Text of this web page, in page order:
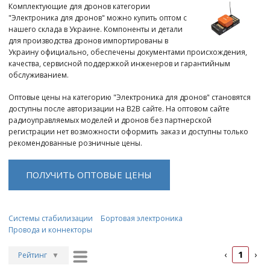
About Company
Обзоры
Категории
Бренды
Войти в B2B
Стать партнером
Комплектующие для дронов категории
"Электроника для дронов" можно купить оптом с
нашего склада в Украине. Компоненты и детали
для производства дронов импортированы в
Украину официально, обеспечены документами происхождения,
качества, сервисной поддержкой инженеров и гарантийным
обслуживанием.
Оптовые цены на категорию "Электроника для дронов" становятся
доступны после авторизации на B2B сайте. На оптовом сайте
радиоуправляемых моделей и дронов без партнерской
регистрации нет возможности оформить заказ и доступны только
рекомендованные розничные цены.
ПОЛУЧИТЬ ОПТОВЫЕ ЦЕНЫ
Системы стабилизации
Бортовая электроника
Провода и коннекторы
Рейтинг ▼
‹ 1 ›